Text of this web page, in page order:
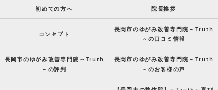
初めての方へ 院長挨拶
コンセプト
長岡市のゆがみ改善専門院～Truth
～の口コミ情報
長岡市のゆがみ改善専門院～Truth
～の評判
長岡市のゆがみ改善専門院～Truth
～のお客様の声